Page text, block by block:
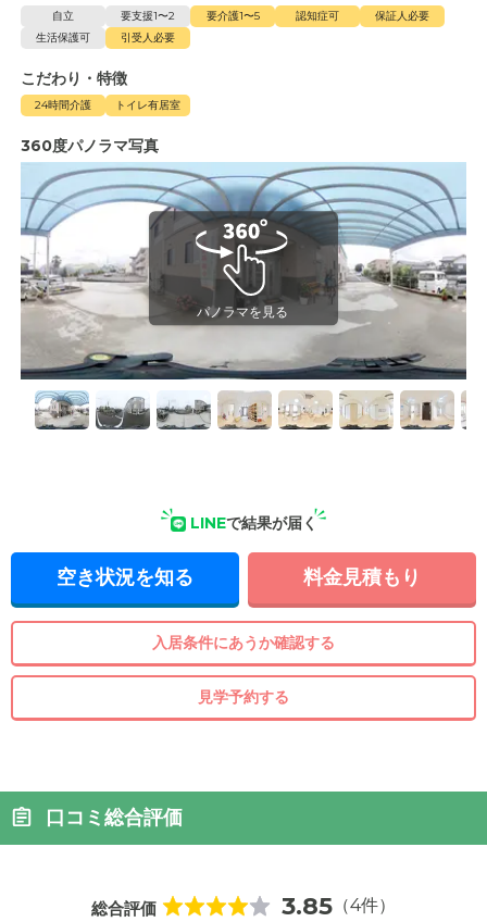
自立 要支援1〜2 要介護1〜5 認知症可
保証人必要
生活保護可
引受人必要
こだわり・特徴
24時間介護 トイレ有居室
360度パノラマ写真
LINEで結果が届く
空き状況を知る 料金見積もり
入居条件にあうか確認する
見学予約する
口コミ総合評価
総合評価 3.85 （4件）